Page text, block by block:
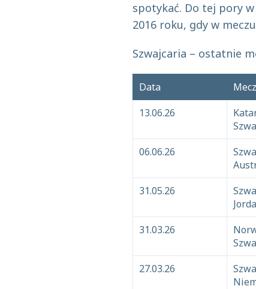
spotykać. Do tej pory
2016 roku, gdy w
Szwajcaria – ostatnie
Data Mecz
13.06.26
06.06.26
31.05.26
31.03.26
27.03.26